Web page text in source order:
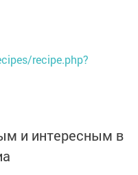
recipe.php?
и интересным в